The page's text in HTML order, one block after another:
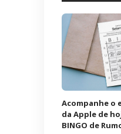
Acompanhe o
da Apple de
BINGO de